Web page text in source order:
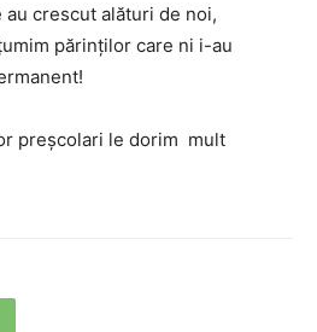
crescut alături de noi,
părinților care ni i-au
preșcolari le dorim mult